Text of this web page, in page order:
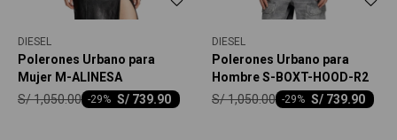
DIESEL
Polerones Urbano para
Mujer M-ALINESA
S/ 739.90
-29
S/1,050.00
DIESEL
Polerones Urbano para
Hombre S-BOXT-HOOD-R2
S/ 739.90
-29
S/1,050.00